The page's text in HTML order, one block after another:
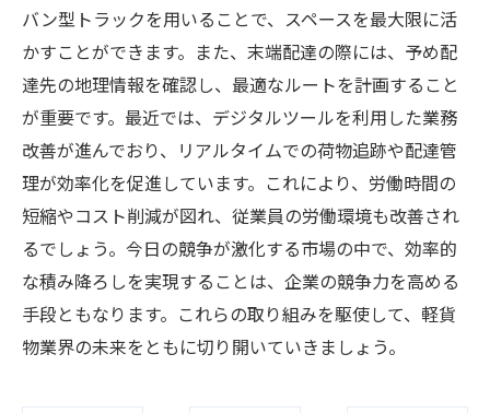
バン型トラックを用いることで、スペースを最大限に活
かすことができます。また、末端配達の際には、予め配
達先の地理情報を確認し、最適なルートを計画すること
が重要です。最近では、デジタルツールを利用した業務
改善が進んでおり、リアルタイムでの荷物追跡や配達管
理が効率化を促進しています。これにより、労働時間の
短縮やコスト削減が図れ、従業員の労働環境も改善され
るでしょう。今日の競争が激化する市場の中で、効率的
な積み降ろしを実現することは、企業の競争力を高める
手段ともなります。これらの取り組みを駆使して、軽貨
物業界の未来をともに切り開いていきましょう。